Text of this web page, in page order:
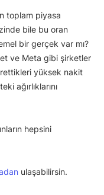
toplam piyasa
bile bu oran
bir gerçek var mı?
ve Meta gibi şirketler
yüksek nakit
ağırlıklarını
hepsini
ulaşabilirsin.